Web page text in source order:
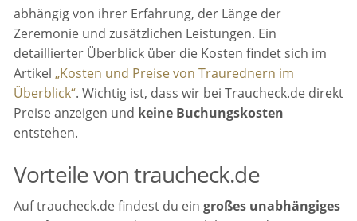
abhängig von ihrer Erfahrung, der Länge der
Zeremonie und zusätzlichen Leistungen. Ein
detaillierter Überblick über die Kosten findet sich im
Artikel„Kosten und Preise von Traurednern im
Überblick“. Wichtig ist, dass wir bei Traucheck.de direkt
Preise anzeigen und keine Buchungskosten
entstehen.
Vorteile von traucheck.de
Auf traucheck.de findest du eingroßes unabhängiges